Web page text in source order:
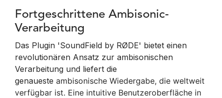
Fortgeschrittene Ambisonic-
Verarbeitung
Das Plugin 'SoundField by RØDE' bietet einen
revolutionären Ansatz zur ambisonischen
Verarbeitung und liefert die
genaueste ambisonische Wiedergabe, die weltweit
verfügbar ist. Eine intuitive Benutzeroberfläche in